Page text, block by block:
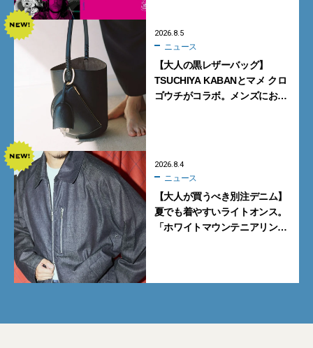
2026.8.5
ニュース
【大人の黒レザーバッグ】
TSUCHIYA KABANとマメ クロ
ゴウチがコラボ。メンズにおす
2026.8.4
ニュース
【大人が買うべき別注デニム】
夏でも着やすいライトオンス。
「ホワイトマウンテニアリン